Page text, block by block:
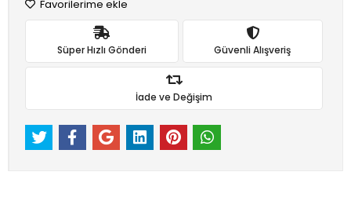
Favorilerime ekle
Süper Hızlı Gönderi Güvenli Alışveriş
İade ve Değişim